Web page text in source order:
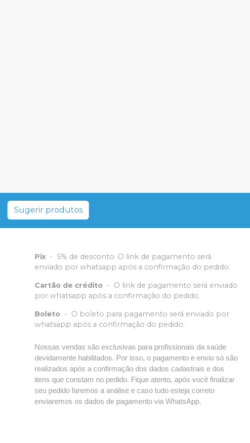
Sugerir produtos
Pix - 5% de desconto. O link de pagamento será
enviado por whatsapp após a confirmação do pedido.
Cartão de crédito - O link de pagamento será enviado
por whatsapp após a confirmação do pedido.
Boleto - O boleto para pagamento será enviado por
whatsapp após a confirmação do pedido.
Nossas vendas são exclusivas para profissionais da saúde
devidamente habilitados. Por isso, o pagamento e envio só são
realizados após a confirmação dos dados cadastrais e dos
itens que constam no pedido. Fique atento, após você finalizar
seu pedido faremos a análise e caso tudo esteja correto
enviaremos os dados de pagamento via WhatsApp.